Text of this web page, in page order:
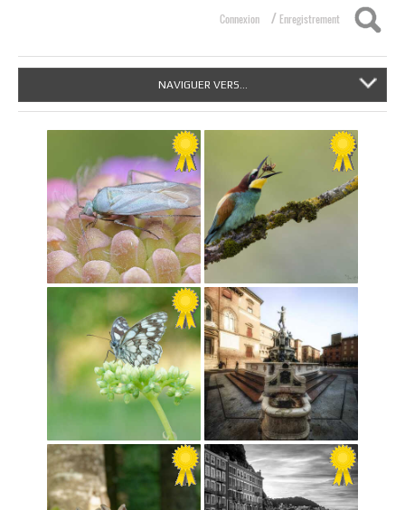
Connexion / Enregistrement
NAVIGUER VERS...